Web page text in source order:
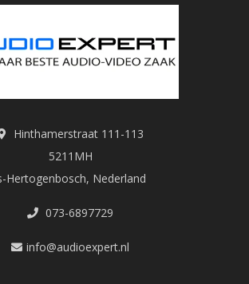
Hinthamerstraat 111-113
5211MH
Hertogenbosch, Nederland
073-6897729
info@audioexpert.nl